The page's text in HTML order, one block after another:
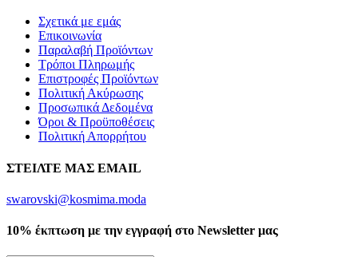
Σχετικά με εμάς
Επικοινωνία
Παραλαβή Προϊόντων
Τρόποι Πληρωμής
Επιστροφές Προϊόντων
Πολιτική Ακύρωσης
Προσωπικά Δεδομένα
Όροι & Προϋποθέσεις
Πολιτική Απορρήτου
ΣΤΕΙΛΤΕ ΜΑΣ EMAIL
swarovski@kosmima.moda
10% έκπτωση με την εγγραφή στο Newsletter μας